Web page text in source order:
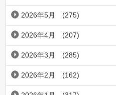
2026年5月 (275)
2026年4月 (207)
2026年3月 (285)
2026年2月 (162)